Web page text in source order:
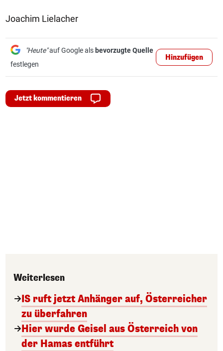
Joachim Lielacher
"Heute"auf Google als bevorzugte Quelle
festlegen
Hinzufügen
Jetzt kommentieren
Weiterlesen
IS ruft jetzt Anhänger auf, Österreicher
zu überfahren
Hier wurde Geisel aus Österreich von
der Hamas entführt